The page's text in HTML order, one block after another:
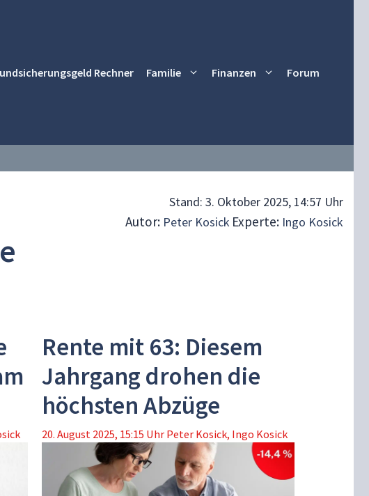
Rechner Familie Finanzen Forum
Stand: 3. Oktober 2025, 14:57 Uhr
Autor: Peter Kosick Experte: Ingo Kosick
Rente mit 63: Diesem
Jahrgang drohen die
höchsten Abzüge
20. August 2025, 15:15 Uhr Peter Kosick, Ingo Kosick